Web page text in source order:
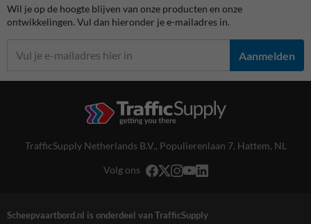
Wil je op de hoogte blijven van onze producten en onze
ontwikkelingen. Vul dan hieronder je e-mailadres in.
Aanmelden
TrafficSupply Netherlands B.V., Populierenlaan 7, Hattem, NL
Volg ons
Scheepvaartbord.nl is onderdeel van TrafficSupply